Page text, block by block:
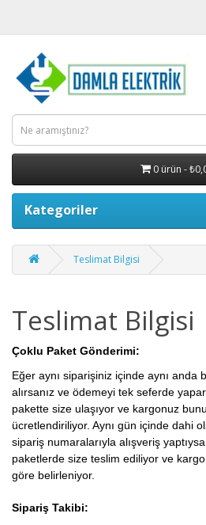
0 ürün -
Kategoriler
Teslimat Bilgisi
Teslimat Bilgisi
Çoklu Paket Gönderimi:
Eğer aynı siparişiniz içinde aynı anda
alırsanız ve ödemeyi tek seferde
pakette size ulaşıyor ve kargonuz
ücretlendiriliyor. Aynı gün içinde dahi
sipariş numaralarıyla alışveriş
paketlerde size teslim ediliyor ve
göre belirleniyor.
Sipariş Takibi: